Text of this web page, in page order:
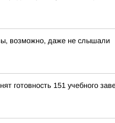
возможно, даже не слышали
готовность 151 учебного